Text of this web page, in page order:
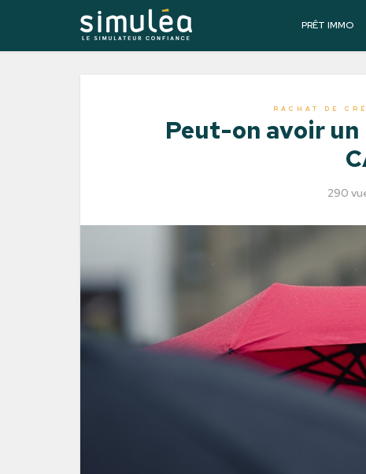
PRÊT IMMO
RACHAT DE
Peut-on avoir
290